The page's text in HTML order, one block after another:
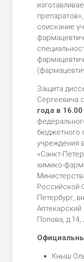
соискание
Защита
Сергеевича
года в 16.00
бюджетного
учреждения
«Санкт-
химико-
Российской
Петербург,
Попова, д.14,
Кныш